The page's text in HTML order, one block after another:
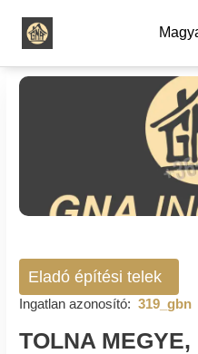
Eladó építési telek
Ingatlan azonosító: 319_gbn
TOLNA